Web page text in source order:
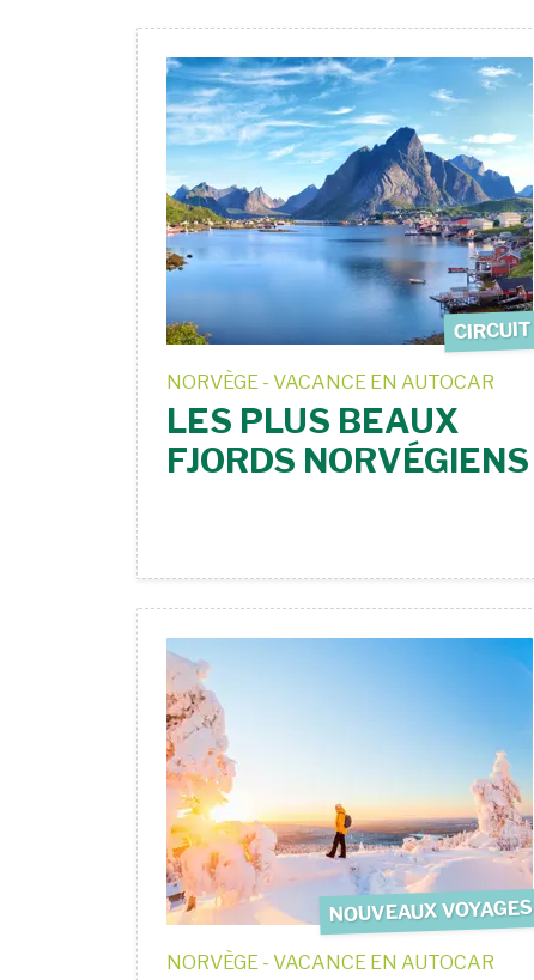
CIRCUIT
NORVÈGE - VACANCE EN AUTOCAR
LES PLUS BEAUX
FJORDS NORVÉGIENS
NOUVEAUX VOYAGES
NORVÈGE - VACANCE EN AUTOCAR